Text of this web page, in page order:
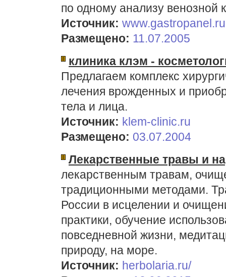
по одному анализу венозной
Источник: www.gastropanel.ru
Размещено: 11.07.2005
клиника клэм -
Предлагаем комплекс
лечения врожденных и
тела и лица.
Источник: klem-clinic.ru
Размещено: 03.07.2004
Лекарственные травы и
лекарственным травам,
традиционными методами.
России в исцелении и
практики, обучение
повседневной жизни,
природу, на море.
Источник: herbolaria.ru/